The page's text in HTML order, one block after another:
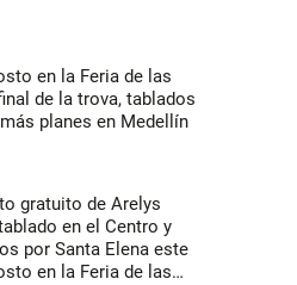
en la Feria de las
de la trova, tablados
planes en Medellín
gratuito de Arelys
en el Centro y
por Santa Elena este
en la Feria de las